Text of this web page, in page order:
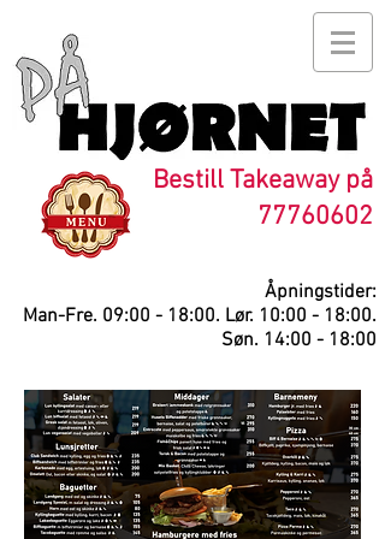
Bestill Takeaway på
77760602
Åpningstider:
Man-Fre. 09:00 - 18:00. Lør. 10:00 - 18:00.
Søn. 14:00 - 18:00